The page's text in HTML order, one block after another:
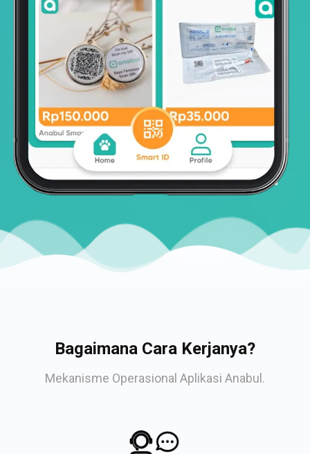
Bagaimana Cara Kerjanya?
Mekanisme Operasional Aplikasi Anabul.